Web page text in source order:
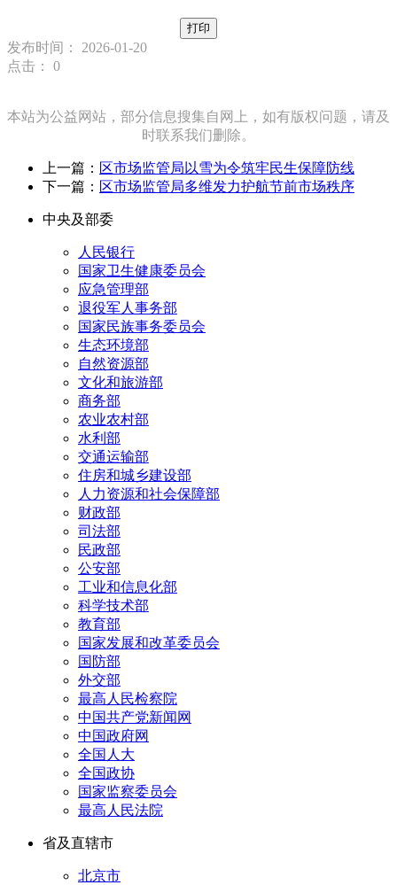
打印
发布时间： 2026-01-20
点击： 0
本站为公益网站，部分信息搜集自网上，如有版权问题，请及
时联系我们删除。
上一篇： 区市场监管局以雪为令筑牢民生保障防线
下一篇： 区市场监管局多维发力护航节前市场秩序
中央及部委
人民银行
国家卫生健康委员会
应急管理部
退役军人事务部
国家民族事务委员会
生态环境部
自然资源部
文化和旅游部
商务部
农业农村部
水利部
交通运输部
住房和城乡建设部
人力资源和社会保障部
财政部
司法部
民政部
公安部
工业和信息化部
科学技术部
教育部
国家发展和改革委员会
国防部
外交部
最高人民检察院
中国共产党新闻网
中国政府网
全国人大
全国政协
国家监察委员会
最高人民法院
省及直辖市
北京市